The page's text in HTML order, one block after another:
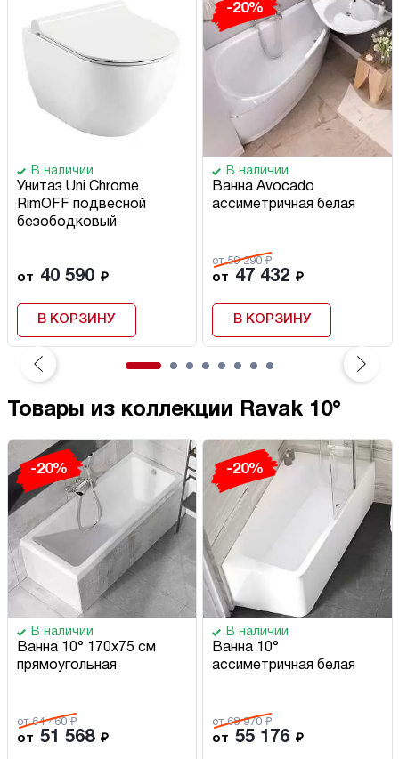
В наличии
Унитаз Uni Chrome
RimOFF подвесной
безободковый
от 40 590 ₽
В КОРЗИНУ
-20%
В наличии
Ванна Avocado
ассиметричная белая
от 59 290 ₽
от 47 432 ₽
В КОРЗИНУ
Товары из коллекции Ravak 10°
-20%
В наличии
Ванна 10° 170х75 см
прямоугольная
от 64 460 ₽
от 51 568 ₽
-20%
В наличии
Ванна 10°
ассиметричная белая
от 68 970 ₽
от 55 176 ₽